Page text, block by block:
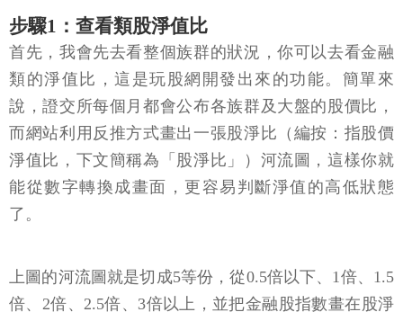
步驟1：查看類股淨值比
首先，我會先去看整個族群的狀況，你可以去看金融
類的淨值比，這是玩股網開發出來的功能。簡單來
說，證交所每個月都會公布各族群及大盤的股價比，
而網站利用反推方式畫出一張股淨比（編按：指股價
淨值比，下文簡稱為「股淨比」）河流圖，這樣你就
能從數字轉換成畫面，更容易判斷淨值的高低狀態
了。
上圖的河流圖就是切成5等份，從0.5倍以下、1倍、1.5
倍、2倍、2.5倍、3倍以上，並把金融股指數畫在股淨